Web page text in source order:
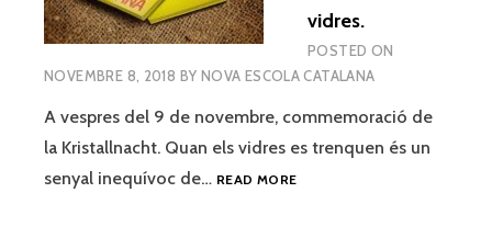
vidres.
POSTED ON
NOVEMBRE 8, 2018 BY NOVA ESCOLA CATALANA
A vespres del 9 de novembre, commemoració de
la Kristallnacht. Quan els vidres es trenquen és un
senyal inequívoc de… READ MOREKRISTALLNACHT,